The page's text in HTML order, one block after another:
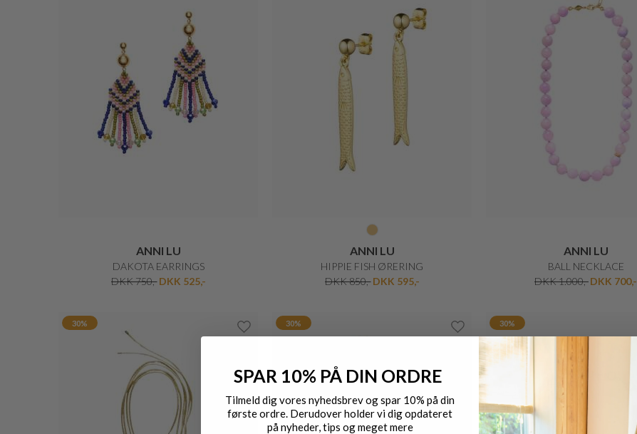
ANNI LU
DAKOTA EARRINGS
DKK 750,- DKK 525,-
ANNI LU
HIPPIE FISH ØRERING
DKK 850,- DKK 595,-
ANNI LU
BALL NECKLACE
DKK 1.000,-DKK 700,-
30% 30% 30%
SPAR 10% PÅ DIN ORDRE
Tilmeld dig vores nyhedsbrev og spar 10% på din
første ordre. Derudover holder vi dig opdateret
på nyheder, tips og meget mere